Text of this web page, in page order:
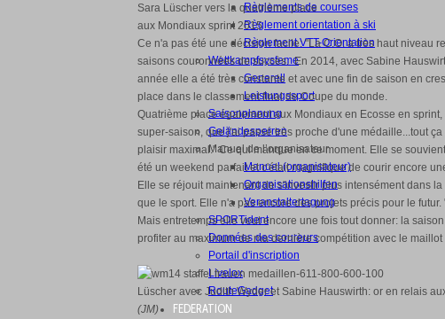
Règlements de courses
Règlement orientation à ski
Règlement VTT-Orientation
Wettkampfsysteme
Generell
Leistungssport
Saisonplanung
Geländesperren
Manuel de l’organisateur
Manuel (organisateur)
Organisationshilfen
Veranstaltertagung
SPORTident
Données des coureurs
Portail d'inscription
Livelox
RouteGadget
FEDERATION
Sara Lüscher vers la quatrième place
aux Mondiaux sprint 2015
Ce n'a pas été une décision facile: "La C.O. a très haut niveau
saisons couronnées de succès. En 2014, avec Sabine
année elle a été très constante et avec une fin de saison en
place dans le classement final de Coupe du monde.
Quatrième place également aux Mondiaux en Ecosse en
super-saison, que j'ai passé très proche d'une médaille...tout
plaisir maximal." Ce qui manque en ce moment. Elle se
été un weekend parfait et c'était magnifique de courir encore
Elle se réjouit maintenant de s'investir plus intensément dans
que le sport. Elle n'a pas encore des projets précis pour le
Mais entretemps elle veut encore une fois tout donner: la
profiter au maximum de ma dernière compétition avec le
Lüscher avec Judith Wyder et Sabine Hauswirth: or en relais
(JM)